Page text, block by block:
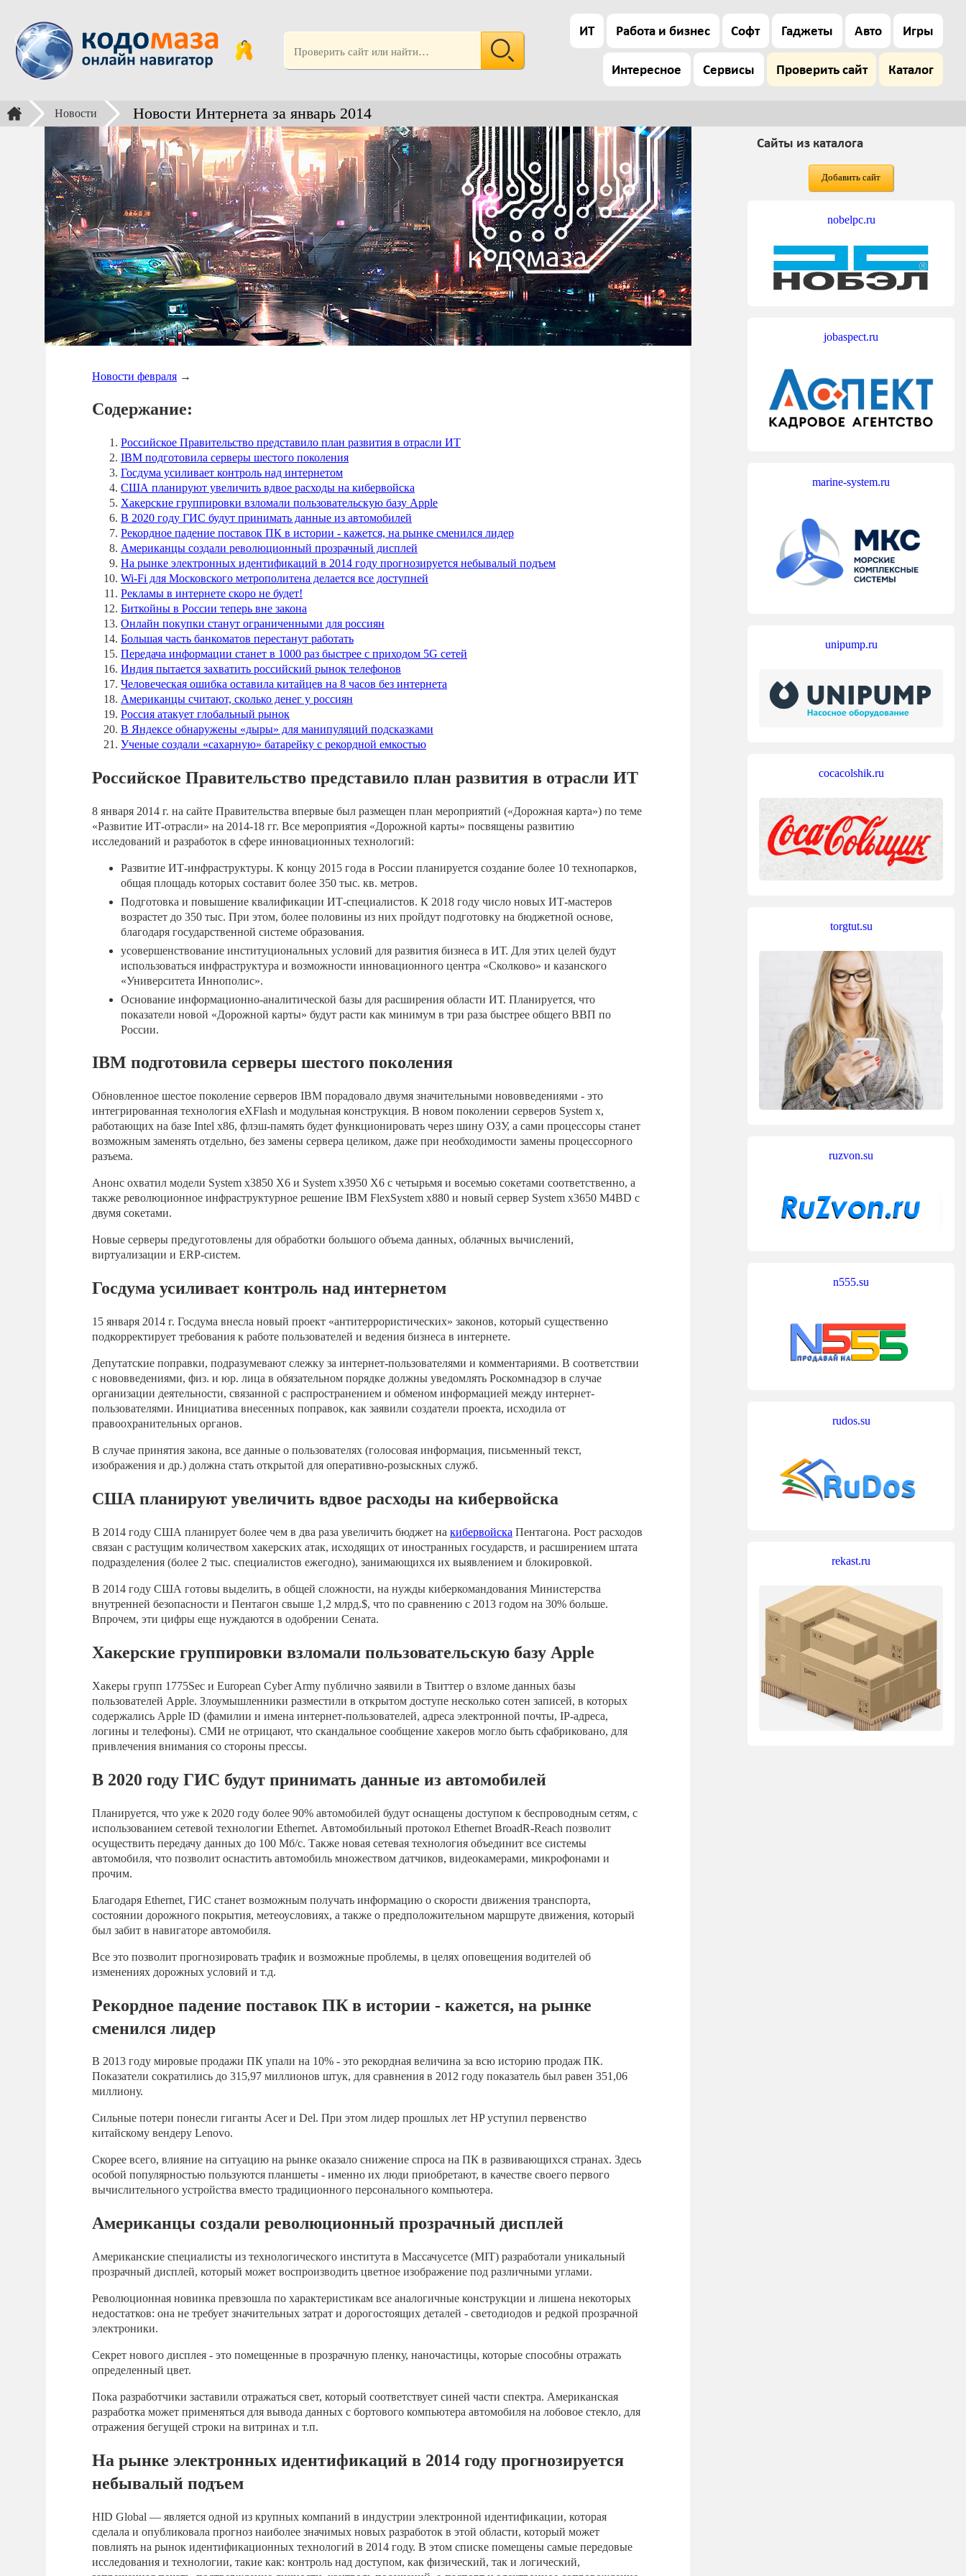
ИТ Работа и бизнес Софт Гаджеты Авто Игры
Интересное Сервисы Проверить сайт Каталог
Новости Новости Интернета за январь 2014
Новости февраля →
Содержание:
Российское Правительство представило план развития в отрасли ИТ
IBM подготовила серверы шестого поколения
Госдума усиливает контроль над интернетом
США планируют увеличить вдвое расходы на кибервойска
Хакерские группировки взломали пользовательскую базу Apple
В 2020 году ГИС будут принимать данные из автомобилей
Рекордное падение поставок ПК в истории - кажется, на рынке сменился лидер
Американцы создали революционный прозрачный дисплей
На рынке электронных идентификаций в 2014 году прогнозируется небывалый подъем
Wi-Fi для Московского метрополитена делается все доступней
Рекламы в интернете скоро не будет!
Биткойны в России теперь вне закона
Онлайн покупки станут ограниченными для россиян
Большая часть банкоматов перестанут работать
Передача информации станет в 1000 раз быстрее с приходом 5G сетей
Индия пытается захватить российский рынок телефонов
Человеческая ошибка оставила китайцев на 8 часов без интернета
Американцы считают, сколько денег у россиян
Россия атакует глобальный рынок
В Яндексе обнаружены «дыры» для манипуляций подсказками
Ученые создали «сахарную» батарейку с рекордной емкостью
Российское Правительство представило план развития в отрасли ИТ
8 января 2014 г. на сайте Правительства впервые был размещен план мероприятий («Дорожная карта») по теме
«Развитие ИТ-отрасли» на 2014-18 гг. Все мероприятия «Дорожной карты» посвящены развитию
исследований и разработок в сфере инновационных технологий:
Развитие ИТ-инфраструктуры. К концу 2015 года в России планируется создание более 10 технопарков,
общая площадь которых составит более 350 тыс. кв. метров.
Подготовка и повышение квалификации ИТ-специалистов. К 2018 году число новых ИТ-мастеров
возрастет до 350 тыс. При этом, более половины из них пройдут подготовку на бюджетной основе,
благодаря государственной системе образования.
усовершенствование институциональных условий для развития бизнеса в ИТ. Для этих целей будут
использоваться инфраструктура и возможности инновационного центра «Сколково» и казанского
«Университета Иннополис».
Основание информационно-аналитической базы для расширения области ИТ. Планируется, что
показатели новой «Дорожной карты» будут расти как минимум в три раза быстрее общего ВВП по
России.
IBM подготовила серверы шестого поколения
Обновленное шестое поколение серверов IBM порадовало двумя значительными нововведениями - это
интегрированная технология еXFlash и модульная конструкция. В новом поколении серверов Systеm x,
работающих на базе Intel x86, флэш-память будет функционировать через шину ОЗУ, а сами процессоры станет
возможным заменять отдельно, без замены сервера целиком, даже при необходимости замены процессорного
разъема.
Анонс охватил модели Systеm x3850 X6 и Systеm x3950 X6 с четырьмя и восемью сокетами соответственно, а
также революционное инфраструктурное решение IBM FlеxSystem x880 и новый сервер Systеm x3650 M4BD с
двумя сокетами.
Новые серверы предуготовлены для обработки большого объема данных, облачных вычислений,
виртуализации и ЕRP-систем.
Госдума усиливает контроль над интернетом
15 января 2014 г. Госдума внесла новый проект «антитеррористических» законов, который существенно
подкорректирует требования к работе пользователей и ведения бизнеса в интернете.
Депутатские поправки, подразумевают слежку за интернет-пользователями и комментариями. В соответствии
с нововведениями, физ. и юр. лица в обязательном порядке должны уведомлять Роскомнадзор в случае
организации деятельности, связанной с распространением и обменом информацией между интернет-
пользователями. Инициатива внесенных поправок, как заявили создатели проекта, исходила от
правоохранительных органов.
В случае принятия закона, все данные о пользователях (голосовая информация, письменный текст,
изображения и др.) должна стать открытой для оперативно-розыскных служб.
США планируют увеличить вдвое расходы на кибервойска
В 2014 году США планирует более чем в два раза увеличить бюджет на кибервойска Пентагона. Рост расходов
связан с растущим количеством хакерских атак, исходящих от иностранных государств, и расширением штата
подразделения (более 2 тыс. специалистов ежегодно), занимающихся их выявлением и блокировкой.
В 2014 году США готовы выделить, в общей сложности, на нужды киберкомандования Министерства
внутренней безопасности и Пентагон свыше 1,2 млрд.$, что по сравнению с 2013 годом на 30% больше.
Впрочем, эти цифры еще нуждаются в одобрении Сената.
Хакерские группировки взломали пользовательскую базу Apple
Хакеры групп 1775Sеc и Europеan Cyber Army публично заявили в Твиттер о взломе данных базы
пользователей Apple. Злоумышленники разместили в открытом доступе несколько сотен записей, в которых
содержались Apple ID (фамилии и имена интернет-пользователей, адреса электронной почты, IP-адреса,
логины и телефоны). СМИ не отрицают, что скандальное сообщение хакеров могло быть сфабриковано, для
привлечения внимания со стороны прессы.
В 2020 году ГИС будут принимать данные из автомобилей
Планируется, что уже к 2020 году более 90% автомобилей будут оснащены доступом к беспроводным сетям, с
использованием сетевой технологии Ethernet. Автомобильный протокол Ethernet BroadR-Reach позволит
осуществить передачу данных до 100 Мб/с. Также новая сетевая технология объединит все системы
автомобиля, что позволит оснастить автомобиль множеством датчиков, видеокамерами, микрофонами и
прочим.
Благодаря Ethernet, ГИС станет возможным получать информацию о скорости движения транспорта,
состоянии дорожного покрытия, метеоусловиях, а также о предположительном маршруте движения, который
был забит в навигаторе автомобиля.
Все это позволит прогнозировать трафик и возможные проблемы, в целях оповещения водителей об
изменениях дорожных условий и т.д.
Рекордное падение поставок ПК в истории - кажется, на рынке
сменился лидер
В 2013 году мировые продажи ПК упали на 10% - это рекордная величина за всю историю продаж ПК.
Показатели сократились до 315,97 миллионов штук, для сравнения в 2012 году показатель был равен 351,06
миллиону.
Сильные потери понесли гиганты Acer и Del. При этом лидер прошлых лет HP уступил первенство
китайскому вендеру Lenovo.
Скорее всего, влияние на ситуацию на рынке оказало снижение спроса на ПК в развивающихся странах. Здесь
особой популярностью пользуются планшеты - именно их люди приобретают, в качестве своего первого
вычислительного устройства вместо традиционного персонального компьютера.
Американцы создали революционный прозрачный дисплей
Американские специалисты из технологического института в Массачусетсе (MIT) разработали уникальный
прозрачный дисплей, который может воспроизводить цветное изображение под различными углами.
Революционная новинка превзошла по характеристикам все аналогичные конструкции и лишена некоторых
недостатков: она не требует значительных затрат и дорогостоящих деталей - светодиодов и редкой прозрачной
электроники.
Секрет нового дисплея - это помещенные в прозрачную пленку, наночастицы, которые способны отражать
определенный цвет.
Пока разработчики заставили отражаться свет, который соответствует синей части спектра. Американская
разработка может применяться для вывода данных с бортового компьютера автомобиля на лобовое стекло, для
отражения бегущей строки на витринах и т.п.
На рынке электронных идентификаций в 2014 году прогнозируется
небывалый подъем
HID Global — является одной из крупных компаний в индустрии электронной идентификации, которая
сделала и опубликовала прогноз наиболее значимых новых разработок в этой области, который может
повлиять на рынок идентификационных технологий в 2014 году. В этом списке помещены самые передовые
исследования и технологии, такие как: контроль над доступом, как физический, так и логический,
Сайты из каталога
Добавить сайт
nobelpc.ru
jobaspect.ru
marine-system.ru
unipump.ru
cocacolshik.ru
torgtut.su
ruzvon.su
n555.su
rudos.su
rekast.ru